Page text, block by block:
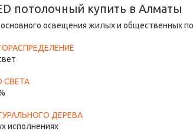
потолочный купить в Алматы
освещения жилых и общественных
СВЕТА
ДЕРЕВА
исполнениях